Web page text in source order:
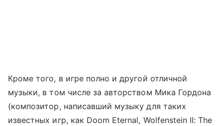
Кроме того, в игре полно и другой отличной
музыки, в том числе за авторством Мика Гордона
(композитор, написавший музыку для таких
известных игр, как Doom Eternal, Wolfenstein II: The